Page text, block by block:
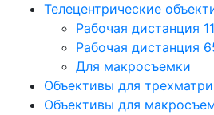
Телецентрические
Рабочая дистанция
Рабочая дистанция
Для макросъемки
Объективы для
Объективы для